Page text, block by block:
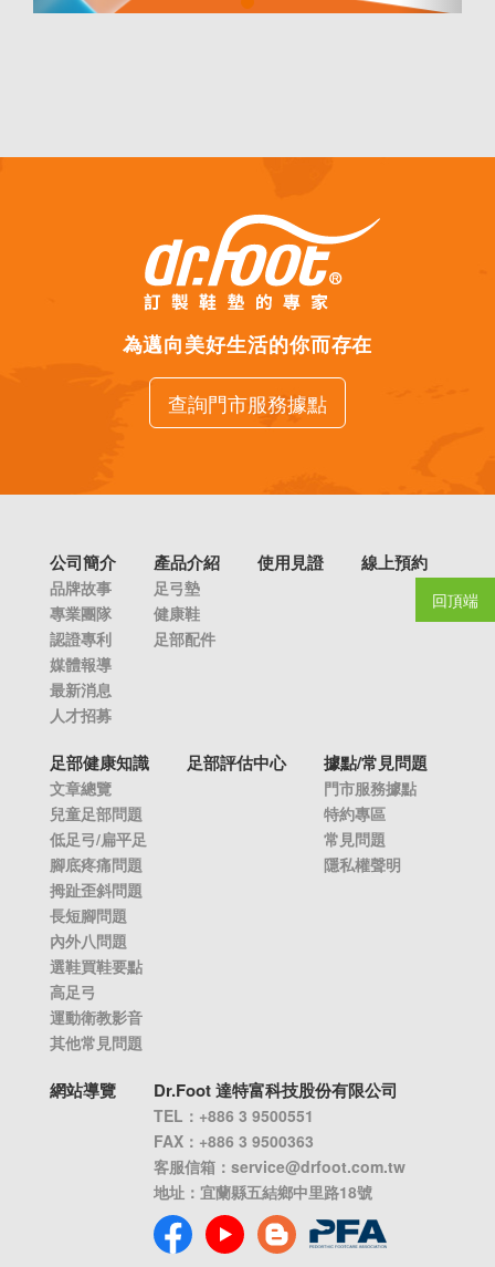
回頂端
為邁向美好生活的你而存在
查詢門市服務據點
公司簡介
品牌故事
專業團隊
認證專利
媒體報導
最新消息
人才招募
產品介紹
足弓墊
健康鞋
足部配件
使用見證 線上預約
足部健康知識
文章總覽
兒童足部問題
低足弓/扁平足
腳底疼痛問題
拇趾歪斜問題
長短腳問題
內外八問題
選鞋買鞋要點
高足弓
運動衛教影音
其他常見問題
足部評估中心 據點/常見問題
門市服務據點
特約專區
常見問題
隱私權聲明
網站導覽 Dr.Foot 達特富科技股份有限公司
TEL：+886 3 9500551
FAX：+886 3 9500363
客服信箱： service@drfoot.com.tw
地址：宜蘭縣五結鄉中里路18號